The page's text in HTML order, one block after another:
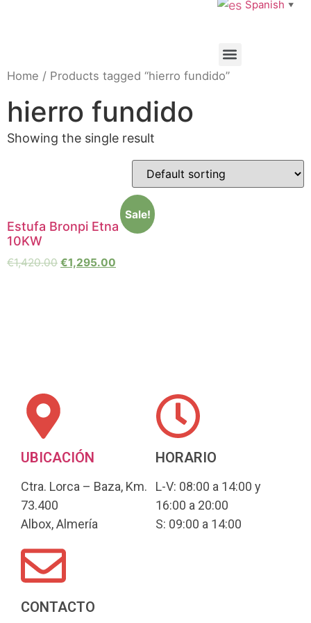
Spanish ▼
Home / Products tagged “hierro fundido”
hierro fundido
Showing the single result
Sale!
Estufa Bronpi Etna
10KW
€1,420.00 €1,295.00
UBICACIÓN
Ctra. Lorca – Baza, Km.
73.400
Albox, Almería
HORARIO
L-V: 08:00 a 14:00 y
16:00 a 20:00
S: 09:00 a 14:00
CONTACTO